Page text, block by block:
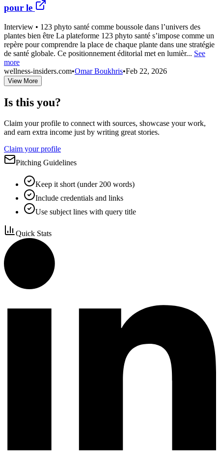
pour le
Interview • 123 phyto santé comme boussole dans l’univers des
plantes bien être La plateforme 123 phyto santé s’impose comme un
repère pour comprendre la place de chaque plante dans une stratégie
de santé globale. Ce positionnement éditorial met en lumièr... See
more
wellness-insiders.com•Omar Boukhris•Feb 22, 2026
View More
Is this you?
Claim your profile to connect with sources, showcase your work,
and earn extra income just by writing great stories.
Claim your profile
Pitching Guidelines
Keep it short (under 200 words)
Include credentials and links
Use subject lines with query title
Quick Stats